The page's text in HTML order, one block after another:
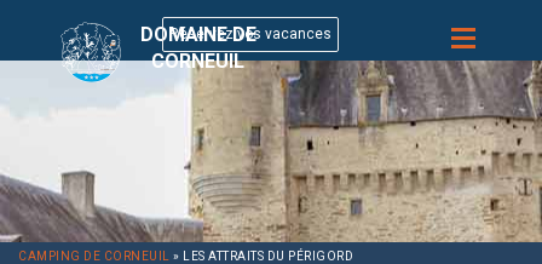
DOMAINE DE
CORNEUIL
CAMPING DE CORNEUIL » LES ATTRAITS DU PÉRIGORD